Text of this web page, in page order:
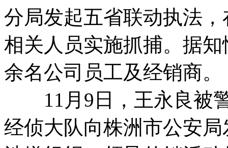
分局发起五省联动执法
相关人员实施抓捕。据
余名公司员工及经销商。
11月9日，王永良被警
经侦大队向株洲市公安